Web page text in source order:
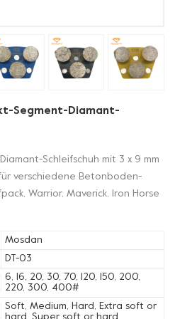
Segment-Diamant-
Schleifschuh mit 3 x 9 mm
verschiedene Betonboden-
Warrior, Maverick, Iron Horse
Mosdan
DT-03
6, 16, 20, 30, 70, 120, 150, 200,
220, 300, 400#
Soft, Medium, Hard, Extra soft or